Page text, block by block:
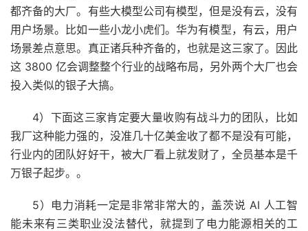
都齐备的大厂。有些大模型公司有模型，但是没有云，没有
用户场景。比如一些小龙小虎们。华为有模型，有云，用户
场景差点意思。真正诸兵种齐备的，也就是这三家了。因此
这 3800 亿会调整整个行业的战略布局，另外两个大厂也会
投入类似的银子大搞。
4）下面这三家肯定要大量收购有战斗力的团队，比如
我厂这种能力强的，没准几十亿美金收了都不是没有可能，
行业内的团队好好干，被大厂看上就发财了，全员基本是千
万银子起步。。
5）电力消耗一定是非常非常大的，盖茨说 AI 人工智
能未来有三类职业没法替代，就提到了电力能源相关的工